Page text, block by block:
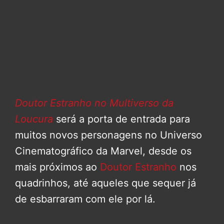
Doutor Estranho no Multiverso da
Loucura será a porta de entrada para
muitos novos personagens no Universo
Cinematográfico da Marvel, desde os
mais próximos ao Doutor Estranho nos
quadrinhos, até aqueles que sequer já
de esbarraram com ele por lá.